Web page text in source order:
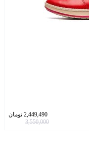
2,449,490 تومان
3,550,000